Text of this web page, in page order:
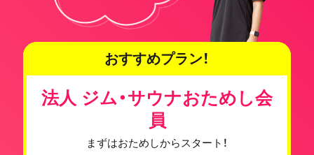
おすすめプラン！
法人 ジム・サウナおためし会
員
まずはおためしからスタート！